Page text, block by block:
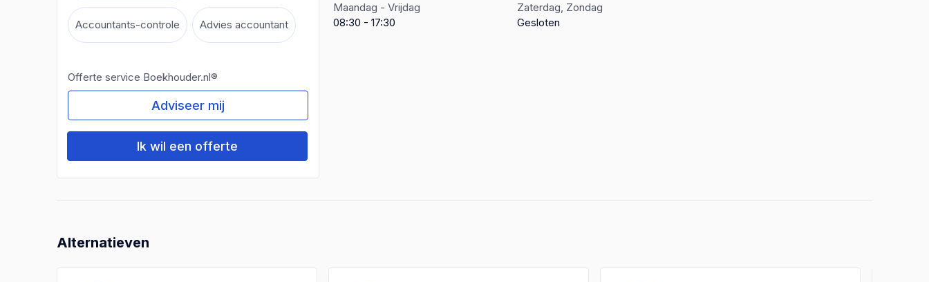
Accountants-controle Advies accountant
Offerte service Boekhouder.nl®
Adviseer mij
Ik wil een offerte
Maandag - Vrijdag
08:30 - 17:30
Zaterdag, Zondag
Gesloten
Alternatieven